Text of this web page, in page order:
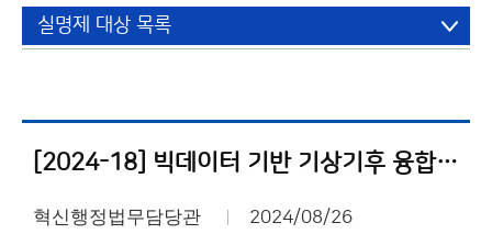
실명제 대상 목록
[2024-18] 빅데이터 기반 기상기후 융합시스템 개선 및 운영
혁신행정법무담당관 2024/08/26